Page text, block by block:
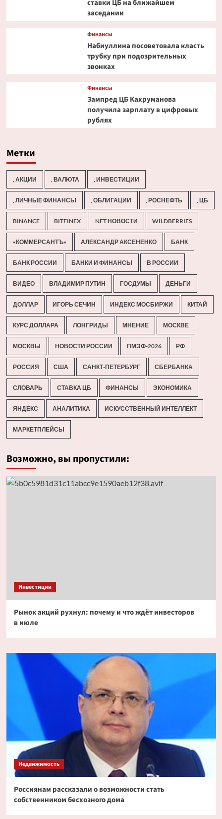
ставки ЦБ на ближайшем
заседании
Финансы
Набиуллина посоветовала класть
трубку при подозрительных
звонках
Финансы
Зампред ЦБ Кахруманова
получила зарплату в цифровых
рублях
Метки
, АКЦИИ , ВАЛЮТА , ИНВЕСТИЦИИ
, ЛИЧНЫЕ ФИНАНСЫ , ОБЛИГАЦИИ , РОСНЕФТЬ , ЦБ
BINANCE BITFINEX NFT НОВОСТИ WILDBERRIES
«КОММЕРСАНТЪ» АЛЕКСАНДР АКСЕНЕНКО БАНК
БАНК РОССИИ БАНКИ И ФИНАНСЫ В РОССИИ
ВИДЕО ВЛАДИМИР ПУТИН ГОСДУМЫ ДЕНЬГИ
ДОЛЛАР ИГОРЬ СЕЧИН ИНДЕКС МОСБИРЖИ КИТАЙ
КУРС ДОЛЛАРА ЛОНГРИДЫ МНЕНИЕ МОСКВЕ
МОСКВЫ НОВОСТИ РОССИИ ПМЭФ-2026 РФ
РОССИЯ США САНКТ-ПЕТЕРБУРГ СБЕРБАНКА
СЛОВАРЬ СТАВКА ЦБ ФИНАНСЫ ЭКОНОМИКА
ЯНДЕКС АНАЛИТИКА ИСКУССТВЕННЫЙ ИНТЕЛЛЕКТ
МАРКЕТПЛЕЙСЫ
Возможно, вы пропустили:
Инвестиции
Рынок акций рухнул: почему и что ждёт инвесторов
в июле
Недвижимость
Россиянам рассказали о возможности стать
собственником бесхозного дома